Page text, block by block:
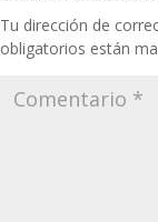
Tu dirección de
obligatorios están